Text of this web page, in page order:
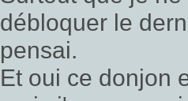
débloquer le
pensai.
Et oui ce donjon